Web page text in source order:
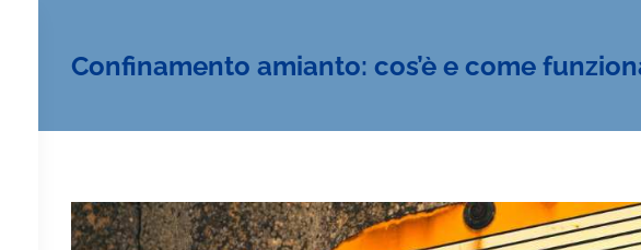
Confinamento amianto: cos’è e come